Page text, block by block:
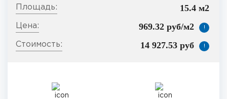
15.4 м2
969.32 руб/м2
!
14 927.53 руб !